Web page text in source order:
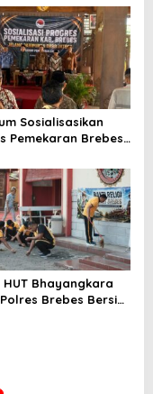
Innova
Pohon di
Sosialisasikan
Pemekaran Brebes
DPRD Jateng Jadi
Bhayangkara
Brebes Bersih-